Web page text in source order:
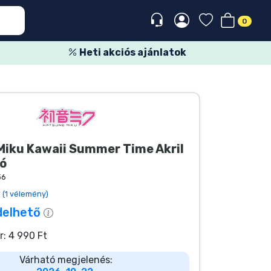
0
Heti akciós ajánlatok
Kawaii Summer Time Akril
(1 vélemény)
4 990 Ft
Várható megjelenés: